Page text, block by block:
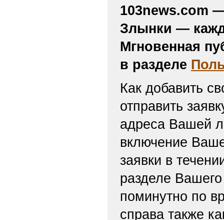
103news.com
Злынки —
Мгновенная
в разделе
Как добавить
отправить
адреса Вашей
включение
заявки в
разделе
поминутно по
справа также